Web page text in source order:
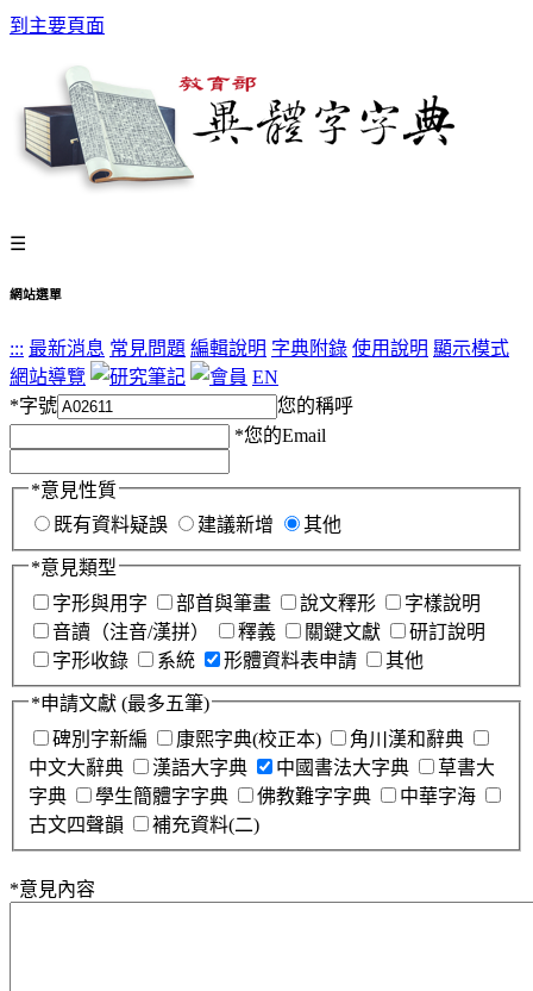
到主要頁面
☰
網站選單
::: 最新消息 常見問題 編輯說明 字典附錄 使用說明 顯示模式
網站導覽
EN
*字號
您的稱呼
*您的Email
*意見性質
既有資料疑誤
建議新增 其他
*意見類型
字形與用字
部首與筆畫 說文釋形
字樣說明
音讀（注音/漢拼）
釋義 關鍵文獻
研訂說明
字形收錄
系統 形體資料表申請 其他
*申請文獻 (最多五筆)
碑別字新編
康熙字典(校正本)
角川漢和辭典
中文大辭典
漢語大字典 中國書法大字典
草書大
字典
學生簡體字字典 佛教難字字典
中華字海
古文四聲韻
補充資料(二)
*意見內容